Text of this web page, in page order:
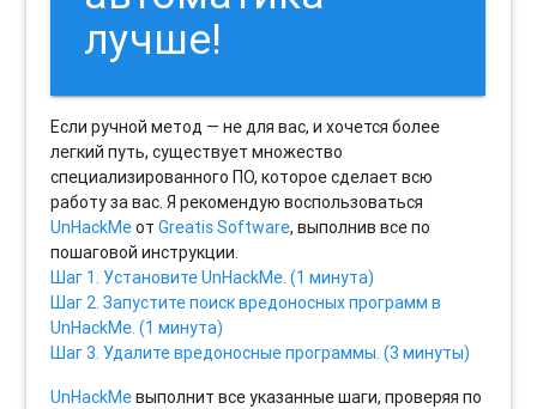
лучше!
Если ручной метод — не для вас, и хочется более
легкий путь, существует множество
специализированного ПО, которое сделает всю
работу за вас. Я рекомендую воспользоваться
UnHackMeотGreatis Software, выполнив все по
пошаговой инструкции.
Шаг 1. Установите UnHackMe. (1 минута)
Шаг 2. Запустите поиск вредоносных программ в
UnHackMe. (1 минута)
Шаг 3. Удалите вредоносные программы. (3 минуты)
UnHackMeвыполнит все указанные шаги, проверяя по